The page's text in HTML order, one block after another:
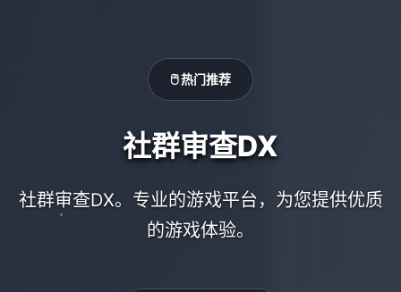
🖱️ 热门推荐
社群审查DX
社群审查DX。专业的游戏平台，为您提供优质
的游戏体验。